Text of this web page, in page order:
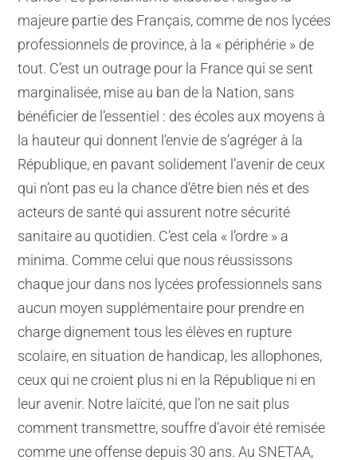
majeure partie des Français, comme de nos lycées
professionnels de province, à la « périphérie » de
tout. C’est un outrage pour la France qui se sent
marginalisée, mise au ban de la Nation, sans
bénéficier de l’essentiel : des écoles aux moyens à
la hauteur qui donnent l’envie de s’agréger à la
République, en pavant solidement l’avenir de ceux
qui n’ont pas eu la chance d’être bien nés et des
acteurs de santé qui assurent notre sécurité
sanitaire au quotidien. C’est cela « l’ordre » a
minima. Comme celui que nous réussissons
chaque jour dans nos lycées professionnels sans
aucun moyen supplémentaire pour prendre en
charge dignement tous les élèves en rupture
scolaire, en situation de handicap, les allophones,
ceux qui ne croient plus ni en la République ni en
leur avenir. Notre laïcité, que l’on ne sait plus
comment transmettre, souffre d’avoir été remisée
comme une offense depuis 30 ans. Au SNETAA,